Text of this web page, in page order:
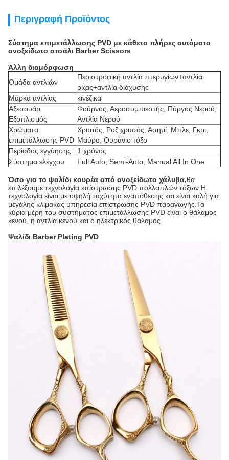
Περιγραφή Προϊόντος
Σύστημα επιμετάλλωσης PVD με κάθετο πλήρες αυτόματο
ανοξείδωτο ατσάλι Barber Scissors
Άλλη διαμόρφωση
Ομάδα αντλιών
Περιστροφική αντλία πτερυγίων+αντλία
ρίζας+αντλία διάχυσης
Μάρκα αντλίας
κινέζικα
Αξεσουάρ
Εξοπλισμός
Φούρνος, Αεροσυμπιεστής, Πύργος Νερού,
Αντλία Νερού
Χρώματα
επιμετάλλωσης PVD
Χρυσός, Ροζ χρυσός, Ασημί, Μπλε, Γκρι,
Μαύρο, Ουράνιο τόξο
Περίοδος εγγύησης
1 χρόνος
Σύστημα ελέγχου
Full Auto, Semi-Auto, Manual All In One
Όσο για το ψαλίδι κουρέα από ανοξείδωτο χάλυβα,θα
επιλέξουμε τεχνολογία επίστρωσης PVD πολλαπλών τόξων.Η
τεχνολογία είναι με υψηλή ταχύτητα εναπόθεσης και είναι καλή για
μεγάλης κλίμακας υπηρεσία επίστρωσης PVD παραγωγής.Τα
κύρια μέρη του συστήματος επιμετάλλωσης PVD είναι ο θάλαμος
κενού, η αντλία κενού και ο ηλεκτρικός θάλαμος.
Ψαλίδι Barber Plating PVD